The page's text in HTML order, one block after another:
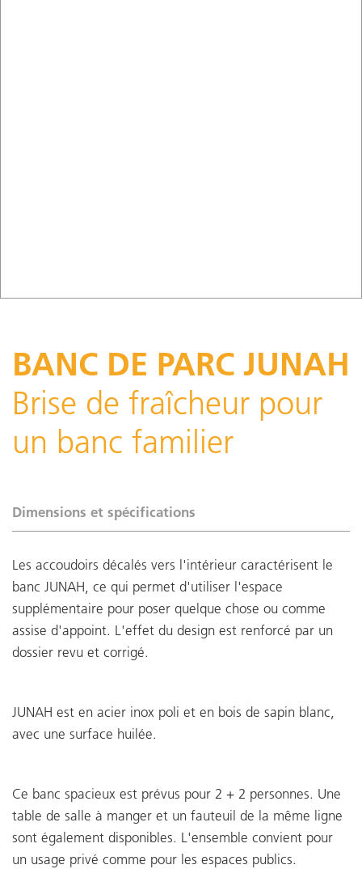
BANC DE PARC JUNAH
Brise de fraîcheur pour
un banc familier
Dimensions et spécifications
Les accoudoirs décalés vers l'intérieur caractérisent le
banc JUNAH, ce qui permet d'utiliser l'espace
supplémentaire pour poser quelque chose ou comme
assise d'appoint. L'effet du design est renforcé par un
dossier revu et corrigé.
JUNAH est en acier inox poli et en bois de sapin blanc,
avec une surface huilée.
Ce banc spacieux est prévus pour 2 + 2 personnes. Une
table de salle à manger et un fauteuil de la même ligne
sont également disponibles. L'ensemble convient pour
un usage privé comme pour les espaces publics.